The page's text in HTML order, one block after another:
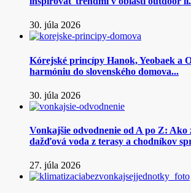
30. júla 2026
Kórejské princípy Hanok, Yeobaek a
harmóniu do slovenského domova...
30. júla 2026
Vonkajšie odvodnenie od A po Z: Ako
dažďová voda z terasy a chodníkov
27. júla 2026